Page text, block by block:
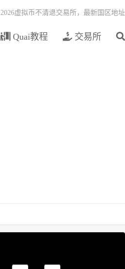
Quai教程 交易所
2026虚拟币不清退交易所，最新国区地址